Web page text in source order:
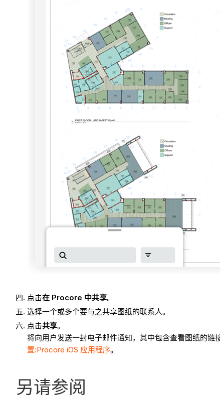
点击在 Procore 中共享。
选择一个或多个要与之共享图纸的联系人。
点击共享。
将向用户发送一封电子邮件通知，其中包含查看图纸的
置:Procore iOS 应用程序。
另请参阅